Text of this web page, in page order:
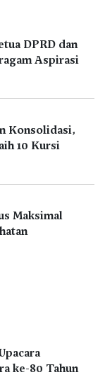
DPRD dan
Aspirasi
Konsolidasi,
10 Kursi
Maksimal
ke-80 Tahun